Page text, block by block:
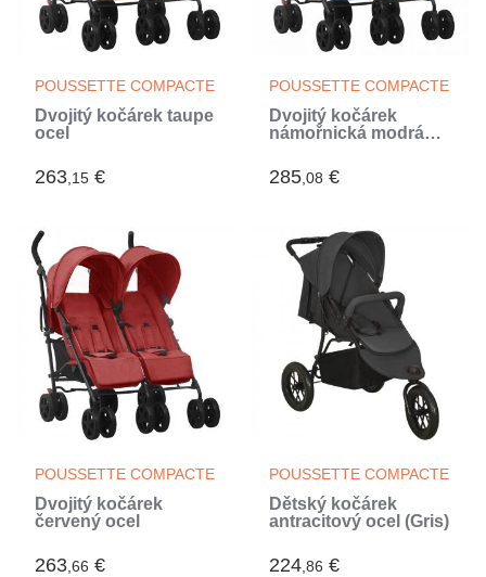
POUSSETTE COMPACTE
Dvojitý kočárek taupe
ocel
263,15 €
POUSSETTE COMPACTE
Dvojitý kočárek
námořnická modrá
285,08 €
POUSSETTE COMPACTE
Dvojitý kočárek
červený ocel
263,66 €
POUSSETTE COMPACTE
Dětský kočárek
antracitový ocel (Gris)
224,86 €